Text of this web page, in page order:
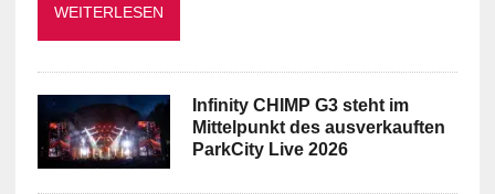
WEITERLESEN
Infinity CHIMP G3 steht im
Mittelpunkt des ausverkauften
ParkCity Live 2026